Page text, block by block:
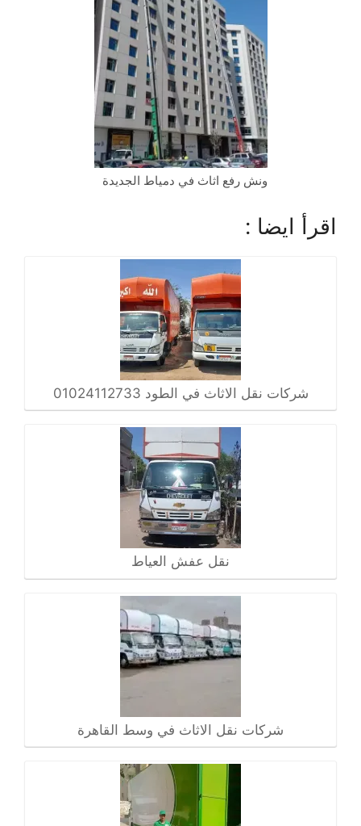
ونش رفع اثاث في دمياط الجديدة
اقرأ ايضا :
شركات نقل الاثاث في الطود 01024112733
نقل عفش العياط
شركات نقل الاثاث في وسط القاهرة